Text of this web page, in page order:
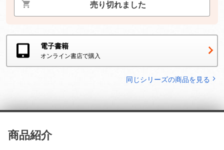
売り切れました
電子書籍
オンライン書店で購入
同じシリーズの商品を見る
商品紹介